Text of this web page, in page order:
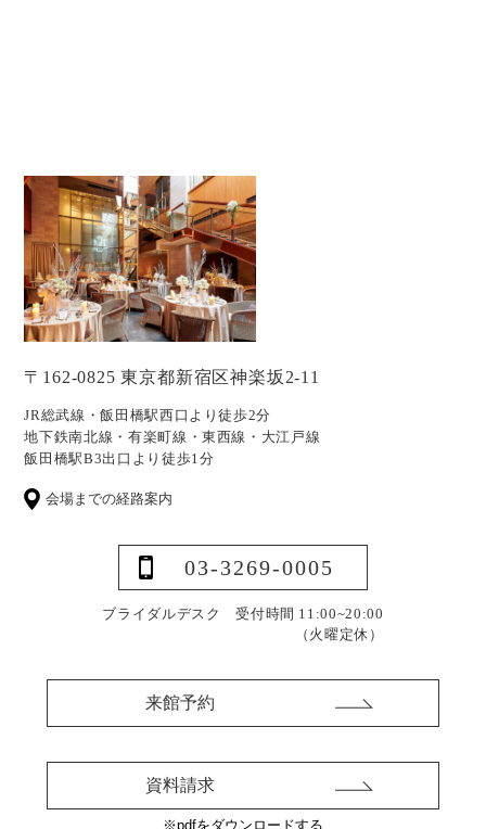
〒162-0825 東京都新宿区神楽坂2-11
JR総武線・飯田橋駅西口より徒歩2分
地下鉄南北線・有楽町線・東西線・大江戸線
飯田橋駅B3出口より徒歩1分
会場までの経路案内
03-3269-0005
ブライダルデスク 受付時間 11:00~20:00
（火曜定休）
来館予約
資料請求
※pdfをダウンロードする